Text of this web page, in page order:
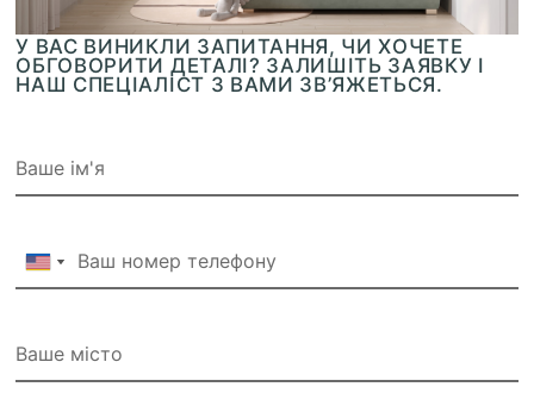
У ВАС ВИНИКЛИ ЗАПИТАННЯ, ЧИ ХОЧЕТЕ
ОБГОВОРИТИ ДЕТАЛІ? ЗАЛИШІТЬ ЗАЯВКУ І
НАШ СПЕЦІАЛІСТ З ВАМИ ЗВ’ЯЖЕТЬСЯ.